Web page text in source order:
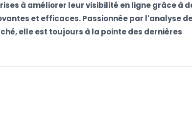
à améliorer leur visibilité en ligne grâce à
et efficaces. Passionnée par l'analyse
elle est toujours à la pointe des dernières